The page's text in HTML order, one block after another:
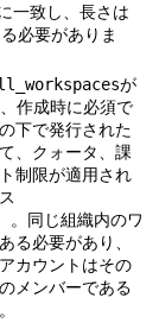
一致し、長さは
必要がありま
が
作成時に必須で
下で発行された
、クォータ、課
制限が適用され
。同じ組織内のワ
る必要があり、
カウントはその
メンバーである